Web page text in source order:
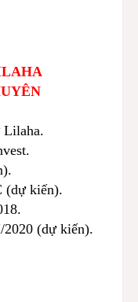
Lilaha.
(dự kiến).
(dự kiến).